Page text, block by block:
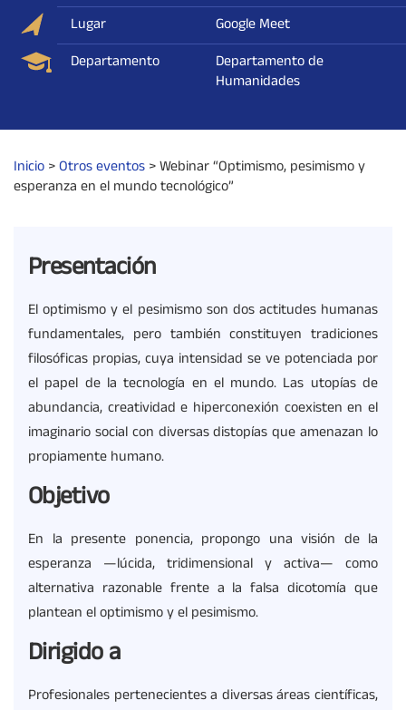
Lugar
Google Meet
Departamento
Departamento de
Humanidades
Inicio>Otros eventos>Webinar “Optimismo, pesimismo y
esperanza en el mundo tecnológico”
Presentación
El optimismo y el pesimismo son dos actitudes humanas
fundamentales, pero también constituyen tradiciones
filosóficas propias, cuya intensidad se ve potenciada por
el papel de la tecnología en el mundo. Las utopías de
abundancia, creatividad e hiperconexión coexisten en el
imaginario social con diversas distopías que amenazan lo
propiamente humano.
Objetivo
En la presente ponencia, propongo una visión de la
esperanza —lúcida, tridimensional y activa— como
alternativa razonable frente a la falsa dicotomía que
plantean el optimismo y el pesimismo.
Dirigido a
Profesionales pertenecientes a diversas áreas científicas,